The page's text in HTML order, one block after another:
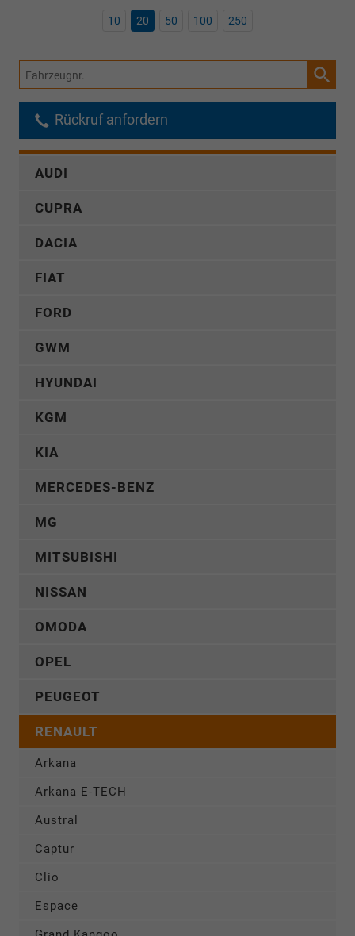
10 20 50 100 250
Fahrzeugnr.
Rückruf anfordern
AUDI
CUPRA
DACIA
FIAT
FORD
GWM
HYUNDAI
KGM
KIA
MERCEDES-BENZ
MG
MITSUBISHI
NISSAN
OMODA
OPEL
PEUGEOT
RENAULT
Arkana
Arkana E-TECH
Austral
Captur
Clio
Espace